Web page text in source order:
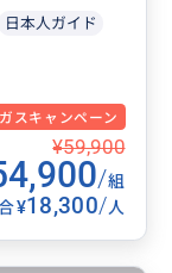
日本人ガイド
スキャンペーン
¥59,900
/組
¥18,300/人